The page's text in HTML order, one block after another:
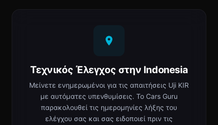
Τεχνικός Έλεγχος στην Indonesia
Μείνετε ενημερωμένοι για τις απαιτήσεις Uji KIR
με αυτόματες υπενθυμίσεις. Το Cars Guru
παρακολουθεί τις ημερομηνίες λήξης του
ελέγχου σας και σας ειδοποιεί πριν τις